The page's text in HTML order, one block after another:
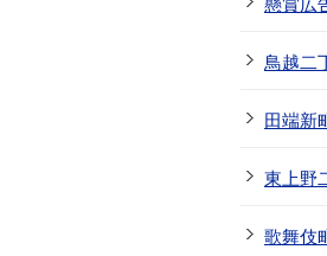
懸賞広
鳥越二
田端新
東上野
歌舞伎